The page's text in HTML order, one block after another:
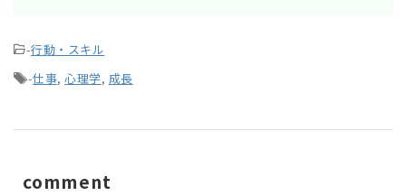
-行動・スキル
-仕事,心理学, 成長
comment